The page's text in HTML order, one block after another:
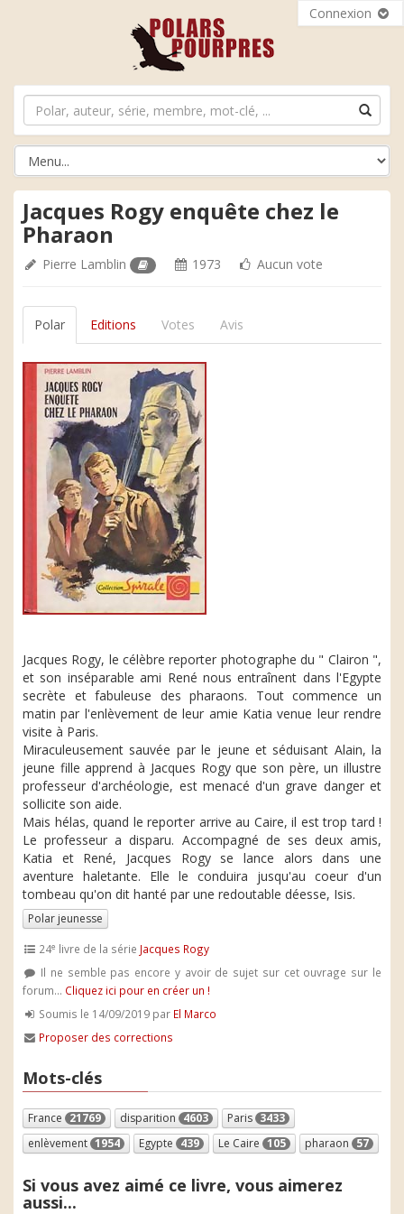
Connexion
Jacques Rogy enquête chez le
Pharaon
Pierre Lamblin 1973 Aucun vote
Polar Editions Votes Avis
Jacques Rogy, le célèbre reporter photographe du " Clairon ",
et son inséparable ami René nous entraînent dans l'Egypte
secrète et fabuleuse des pharaons. Tout commence un
matin par l'enlèvement de leur amie Katia venue leur rendre
visite à Paris.
Miraculeusement sauvée par le jeune et séduisant Alain, la
jeune fille apprend à Jacques Rogy que son père, un illustre
professeur d'archéologie, est menacé d'un grave danger et
sollicite son aide.
Mais hélas, quand le reporter arrive au Caire, il est trop tard !
Le professeur a disparu. Accompagné de ses deux amis,
Katia et René, Jacques Rogy se lance alors dans une
aventure haletante. Elle le conduira jusqu'au coeur d'un
tombeau qu'on dit hanté par une redoutable déesse, Isis.
Polar jeunesse
24e livre de la série Jacques Rogy
Il ne semble pas encore y avoir de sujet sur cet ouvrage sur le
forum... Cliquez ici pour en créer un !
Soumis le 14/09/2019 par El Marco
Proposer des corrections
Mots-clés
France 21769 disparition 4603 Paris 3433
enlèvement 1954 Egypte 439 Le Caire 105 pharaon 57
Si vous avez aimé ce livre, vous aimerez
aussi...